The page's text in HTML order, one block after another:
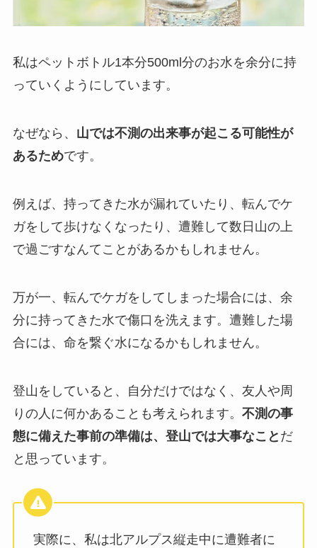
私はペットボトル1本分500ml分のお水を余分に持
っていくようにしています。
なぜなら、 山では不測の出来事が起こる可能性が
あるためです。
例えば、持ってきた水が漏れていたり、転んでケ
ガをして歩けなくなったり、遭難して数日山の上
で過ごすなんてことがあるかもしれません。
万が一、転んでケガをしてしまった場合には、余
分に持ってきた水で傷口を洗えます。遭難した場
合には、命を繋ぐ水になるかもしれません。
登山をしていると、自分だけではなく、友人や周
りの人に何かあることも考えられます。 不測の事
態に備えた事前の準備は、登山では大事なこと だ
と思っています。
実際に、私は北アルプス縦走中に遭難者に